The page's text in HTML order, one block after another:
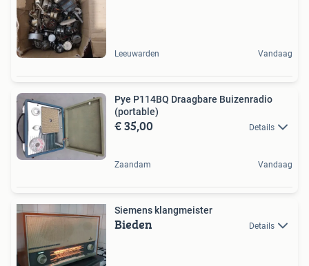
Leeuwarden Vandaag
Pye P114BQ Draagbare Buizenradio
(portable)
€ 35,00 Details
Zaandam Vandaag
Siemens klangmeister
Bieden Details